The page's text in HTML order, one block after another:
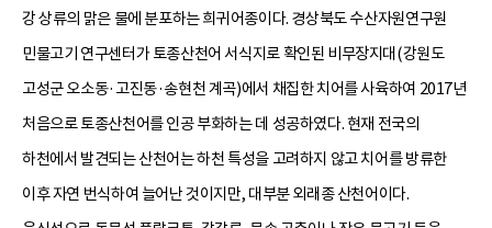
강 상류의 맑은 물에 분포하는 희귀어종이다. 경상북도 수산자원연구원
민물고기 연구센터가 토종산천어 서식지로 확인된 비무장지대(강원도
고성군 오소동·고진동·송현천 계곡)에서 채집한 치어를 사육하여 2017년
처음으로 토종산천어를 인공 부화하는 데 성공하였다. 현재 전국의
하천에서 발견되는 산천어는 하천 특성을 고려하지 않고 치어를 방류한
이후 자연 번식하여 늘어난 것이지만, 대부분 외래종 산천어이다.